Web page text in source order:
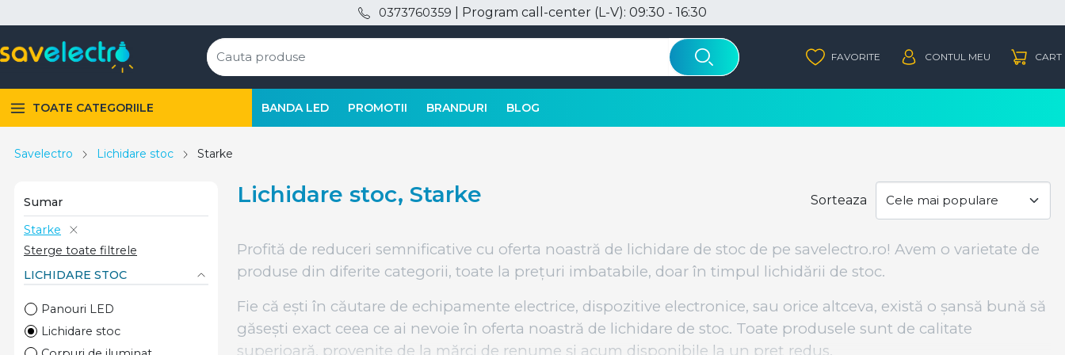
0373760359 | Program call-center (L-V): 09:30 - 16:30
TOATE CATEGORIILE BANDA LED PROMOTII BRANDURI BLOG
Savelectro Lichidare stoc Starke
Sumar
Starke
Sterge toate filtrele
LICHIDARE STOC
Panouri LED
Lichidare stoc
Lichidare stoc, Starke Sorteaza
Profită de reduceri semnificative cu oferta noastră de lichidare de stoc de pe savelectro.ro! Avem o varietate de
produse din diferite categorii, toate la prețuri imbatabile, doar în timpul lichidării de stoc.
Fie că ești în căutare de echipamente electrice, dispozitive electronice, sau orice altceva, există o șansă bună să
găsești exact ceea ce ai nevoie în oferta noastră de lichidare de stoc. Toate produsele sunt de calitate
superioară, provenite de la mărci de renume și acum disponibile la un preț redus.